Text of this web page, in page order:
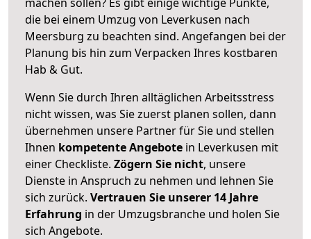
die bei einem Umzug von Leverkusen nach
Meersburg zu beachten sind. Angefangen bei der
Planung bis hin zum Verpacken Ihres kostbaren
Hab & Gut.
Wenn Sie durch Ihren alltäglichen Arbeitsstress
nicht wissen, was Sie zuerst planen sollen, dann
übernehmen unsere Partner für Sie und stellen
Ihnen kompetente Angebote in Leverkusen mit
einer Checkliste. Zögern Sie nicht, unsere
Dienste in Anspruch zu nehmen und lehnen Sie
sich zurück. Vertrauen Sie unserer 14 Jahre
Erfahrung in der Umzugsbranche und holen Sie
sich Angebote.